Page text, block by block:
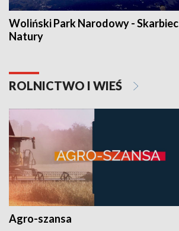
Woliński Park Narodowy - Skarbiec
Natury
ROLNICTWO I WIEŚ
Agro-szansa